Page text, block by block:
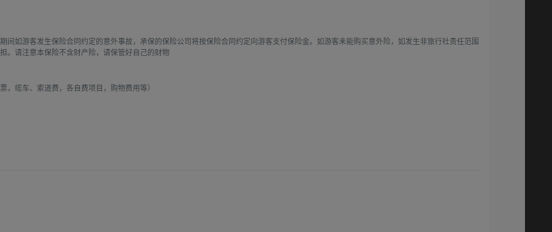
间如游客发生保险合同约定的意外事故，承保的保险公司将按保险合同约定向游客支付保险金。如游客未能购买意外险，如发生非旅行社责任范围
。请注意本保险不含财产险，请保管好自己的财物
，缆车、索道费，各自费项目，购物费用等）